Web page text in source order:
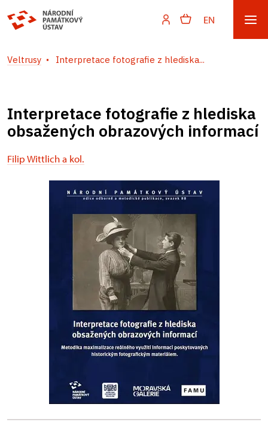
EN
Veltrusy Interpretace fotografie z hlediska...
Interpretace fotografie z hlediska
obsažených obrazových informací
Filip Wittlich a kol.